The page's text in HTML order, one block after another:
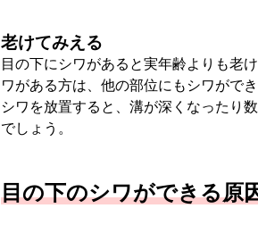
老けてみえる
目の下にシワがあると実年齢よりも老
ワがある方は、他の部位にもシワがで
シワを放置すると、溝が深くなったり
でしょう。
目の下のシワができる原